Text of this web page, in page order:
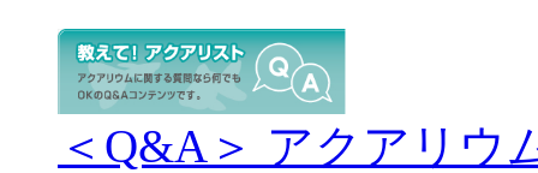
＜Q&A＞ アクアリウ